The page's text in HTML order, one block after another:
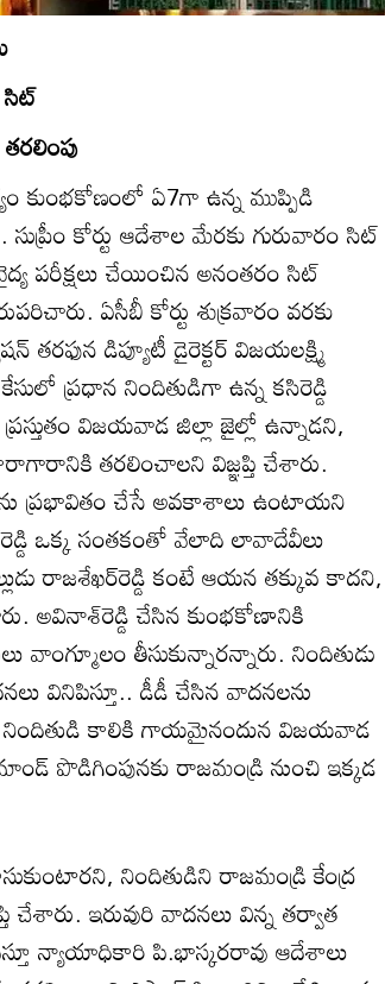
కుంభకోణంలో ఏ7గా ఉన్న ముప్పిడి
కోర్టు ఆదేశాల మేరకు గురువారం సిట్‌
పరీక్షలు చేయించిన అనంతరం సిట్‌
ఏసీబీ కోర్టు శుక్రవారం వరకు
తరఫున డిప్యూటీ డైరెక్టర్‌ విజయలక్ష్మి
ప్రధాన నిందితుడిగా ఉన్న కసిరెడ్డి
విజయవాడ జిల్లా జైల్లో ఉన్నాడని,
తరలించాలని విజ్ఞప్తి చేశారు.
ప్రభావితం చేసే అవకాశాలు ఉంటాయని
ఒక్క సంతకంతో వేలాది లావాదేవీలు
రాజశేఖర్‌రెడ్డి కంటే ఆయన తక్కువ కాదని,
అవినాశ్‌రెడ్డి చేసిన కుంభకోణానికి
తీసుకున్నారన్నారు. నిందితుడు
వినిపిస్తూ.. డీడీ చేసిన వాదనలను
కాలికి గాయమైనందున విజయవాడ
పొడిగింపునకు రాజమండ్రి నుంచి ఇక్కడ
నిందితుడిని రాజమండ్రి కేంద్ర
ఇరువురి వాదనలు విన్న తర్వాత
న్యాయాధికారి పి.భాస్కరరావు ఆదేశాలు